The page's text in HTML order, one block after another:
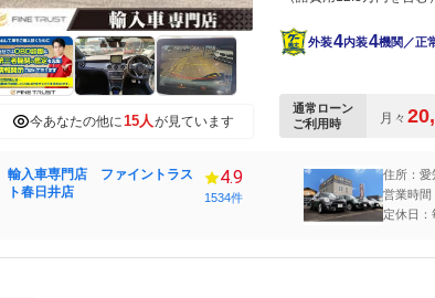
今あなたの他に15人が見ています
外装4内装4機関／正
通常ローン
ご利用時
月々
輸入車専門店 ファイントラス
ト春日井店
4.9
1534件
住所：愛
営業時間
定休日